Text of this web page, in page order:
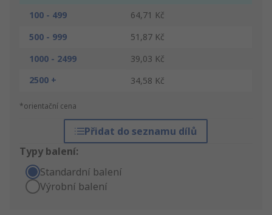
100 - 499
64,71 Kč
500 - 999
51,87 Kč
1000 - 2499
39,03 Kč
2500 +
34,58 Kč
*orientační cena
Přidat do seznamu dílů
Typy balení:
Standardní balení
Výrobní balení